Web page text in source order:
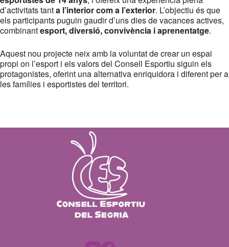
d’activitats tanta l’interior com a l’exterior. L’objectiu és que
els participants puguin gaudir d’uns dies de vacances actives,
combinantesport, diversió, convivència i aprenentatge.
Aquest nou projecte neix amb la voluntat de crear un espai
propi on l’esport i els valors del Consell Esportiu siguin els
protagonistes, oferint una alternativa enriquidora i diferent per a
les famílies i esportistes del territori.